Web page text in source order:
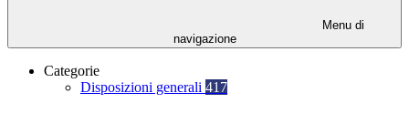
Menu di
navigazione
Categorie
Disposizioni generali 417